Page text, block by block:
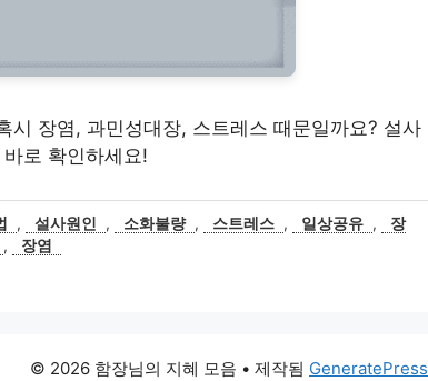
장염, 과민성대장, 스트레스 때문일까요? 설사
로 확인하세요!
, 설사원인 , 소화불량 , 스트레스 , 일상공유 ,
장
, 장염
© 2026 함장님의 지혜 모음 • 제작됨 GeneratePress